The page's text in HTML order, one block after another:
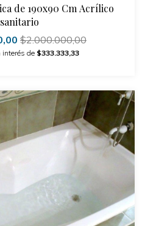
de 190x90 Cm Acrílico
sanitario
$2.000.000,00
de $333.333,33